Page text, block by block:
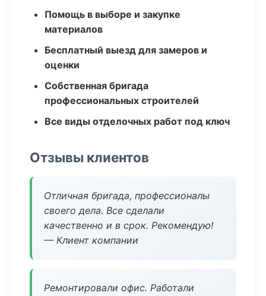
Помощь в выборе и закупке
материалов
Бесплатный выезд для замеров и
оценки
Собственная бригада
профессиональных строителей
Все виды отделочных работ под ключ
Отзывы клиентов
Отличная бригада, профессионалы
своего дела. Все сделали
качественно и в срок. Рекомендую!
— Клиент компании
Ремонтировали офис. Работали